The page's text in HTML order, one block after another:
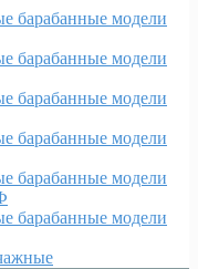
барабанные модели
барабанные модели
барабанные модели
барабанные модели
барабанные модели
барабанные модели